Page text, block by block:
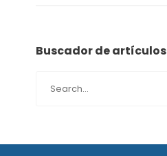
Buscador de artículos